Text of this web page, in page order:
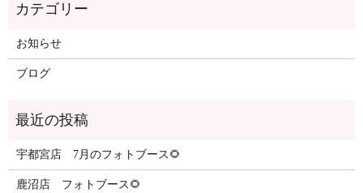
カテゴリー
お知らせ
ブログ
最近の投稿
宇都宮店 7月のフォトブース🌻
鹿沼店 フォトブース🌻